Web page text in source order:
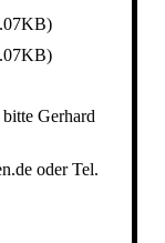
bitte Gerhard
oder Tel.